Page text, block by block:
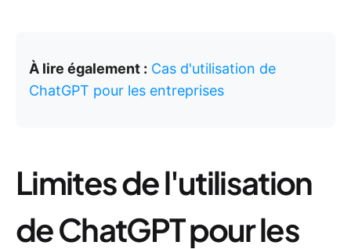
À lire également : Cas d'utilisation de
ChatGPT pour les entreprises
Limites de l'utilisation
de ChatGPT pour les